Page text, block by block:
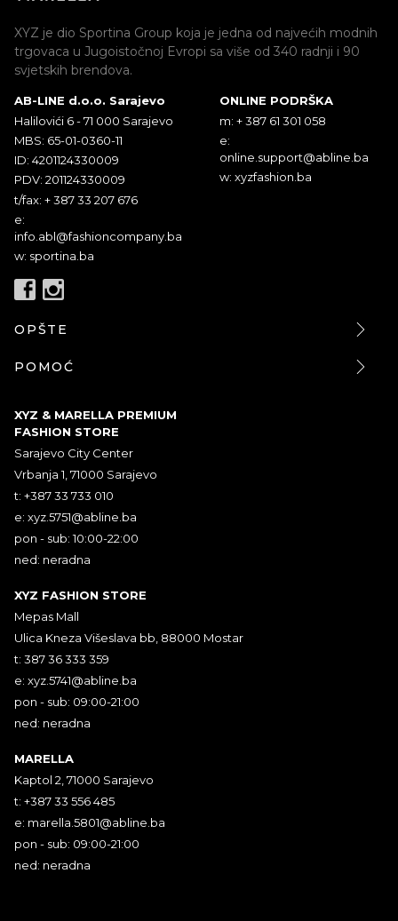
XYZ je dio Sportina Group koja je jedna od najvećih modnih
trgovaca u Jugoistočnoj Evropi sa više od 340 radnji i 90
svjetskih brendova.
AB-LINE d.o.o. Sarajevo
Halilovići 6 - 71 000 Sarajevo
MBS: 65-01-0360-11
ID: 4201124330009
PDV: 201124330009
t/fax: + 387 33 207 676
e:
info.abl@fashioncompany.ba
w: sportina.ba
ONLINE PODRŠKA
m: + 387 61 301 058
e:
online.support@abline.ba
w: xyzfashion.ba
OPŠTE
POMOĆ
XYZ & MARELLA PREMIUM
FASHION STORE
Sarajevo City Center
Vrbanja 1, 71000 Sarajevo
t: +387 33 733 010
e: xyz.5751@abline.ba
pon - sub: 10:00-22:00
ned: neradna
XYZ FASHION STORE
Mepas Mall
Ulica Kneza Višeslava bb, 88000 Mostar
t: 387 36 333 359
e: xyz.5741@abline.ba
pon - sub: 09:00-21:00
ned: neradna
MARELLA
Kaptol 2, 71000 Sarajevo
t: +387 33 556 485
e: marella.5801@abline.ba
pon - sub: 09:00-21:00
ned: neradna